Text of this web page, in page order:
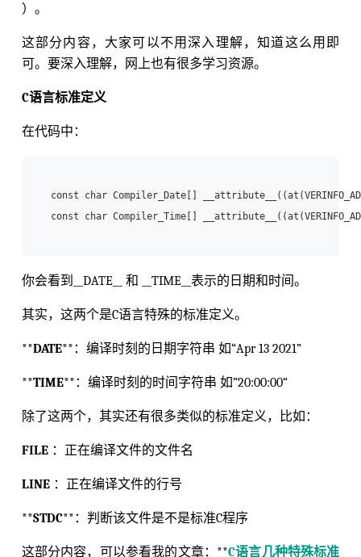
）。
这部分内容，大家可以不用深入理解，知道这么用即
可。要深入理解，网上也有很多学习资源。
C语言标准定义
在代码中：
const char Compiler_Date[]
const char Compiler_Time[]
你会看到__DATE__ 和 __TIME__表示的日期和时间。
其实，这两个是C语言特殊的标准定义。
**DATE**：编译时刻的日期字符串 如“Apr 13 2021”
**TIME**：编译时刻的时间字符串 如”20:00:00“
除了这两个，其实还有很多类似的标准定义，比如：
FILE：正在编译文件的文件名
LINE：正在编译文件的行号
**STDC**：判断该文件是不是标准C程序
这部分内容，可以参看我的文章：**C语言几种特殊标准